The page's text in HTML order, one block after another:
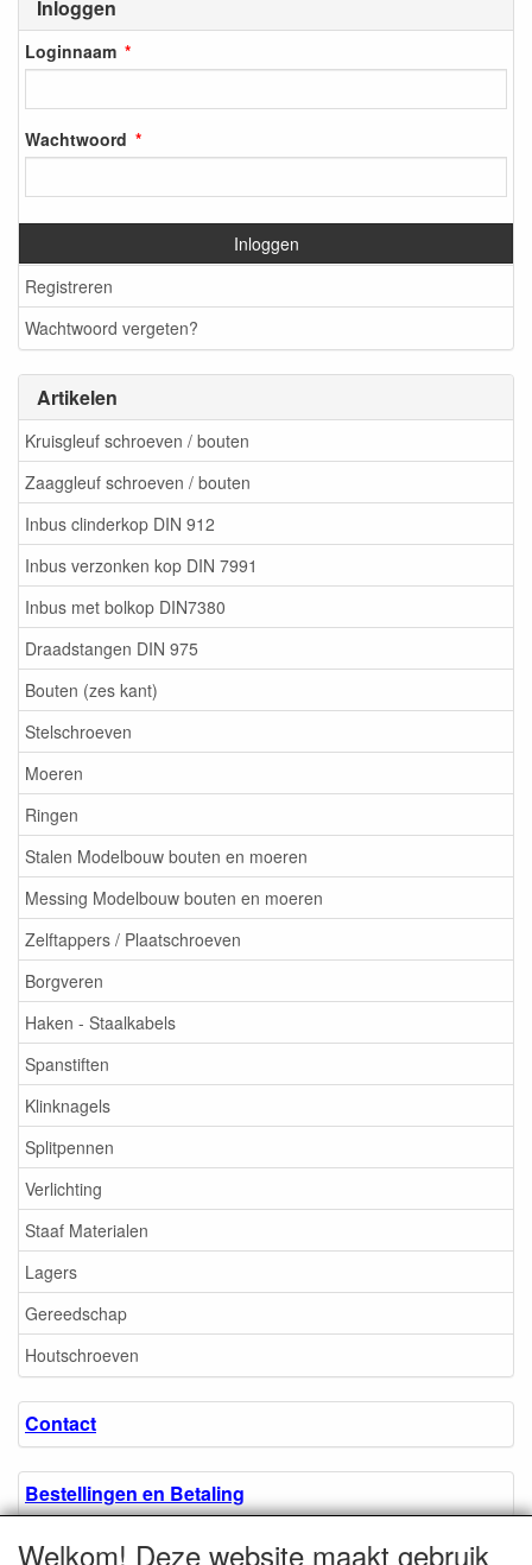
Inloggen
Loginnaam
Wachtwoord
Inloggen
Registreren
Wachtwoord vergeten?
Artikelen
Kruisgleuf schroeven / bouten
Zaaggleuf schroeven / bouten
Inbus clinderkop DIN 912
Inbus verzonken kop DIN 7991
Inbus met bolkop DIN7380
Draadstangen DIN 975
Bouten (zes kant)
Stelschroeven
Moeren
Ringen
Stalen Modelbouw bouten en moeren
Messing Modelbouw bouten en moeren
Zelftappers / Plaatschroeven
Borgveren
Haken - Staalkabels
Spanstiften
Klinknagels
Splitpennen
Verlichting
Staaf Materialen
Lagers
Gereedschap
Houtschroeven
Contact
Bestellingen en Betaling
Welkom! Deze website maakt gebruik